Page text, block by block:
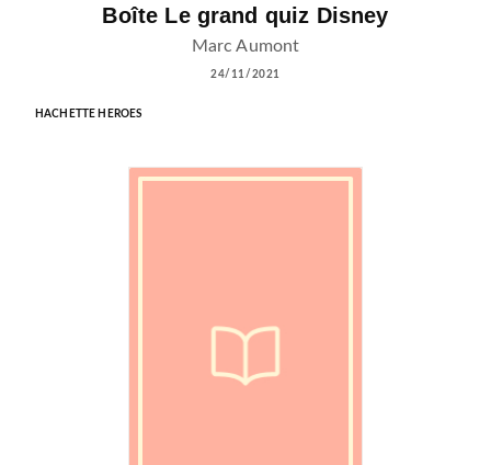
Boîte Le grand quiz Disney
Marc Aumont
24/11/2021
HACHETTE HEROES